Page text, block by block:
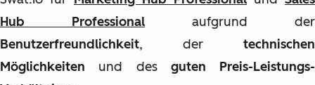
Hub Professional aufgrund der
Benutzerfreundlichkeit, der technischen
Möglichkeiten und des guten Preis-Leistungs-